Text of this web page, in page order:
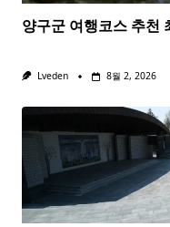
양구군 여행코스 추천
Lveden 8월 2, 2026